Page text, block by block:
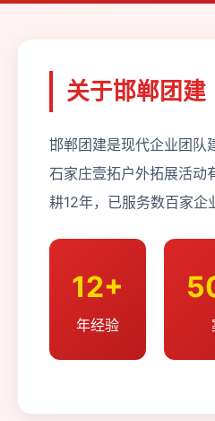
关于邯郸团建
邯郸团建是现代企业团队
石家庄壹拓户外拓展活动
耕12年，已服务数百家企
12+
年经验